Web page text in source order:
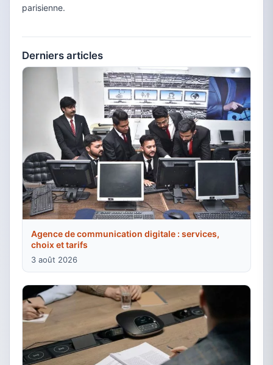
parisienne.
Derniers articles
Agence de communication digitale : services,
choix et tarifs
3 août 2026